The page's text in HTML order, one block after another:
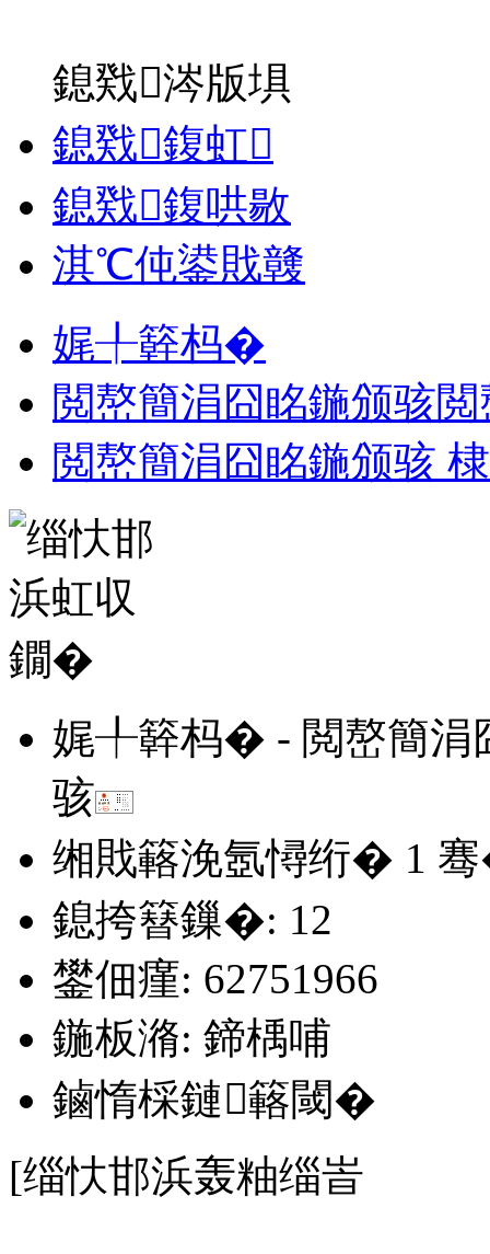
鎴戣涔版埧
鎴戣鍑虹
鎴戣鍑哄敭
淇℃伅鍙戝竷
娓╀簳杩�
閲嶅簡涓囧眳鍦颁骇
閲嶅簡涓囧眳鍦颁骇
娓╀簳杩� - 閲嶅簡涓
骇
缃戝簵浼氬憳绗� 1
鎴挎簮鏁�: 12
鐢佃瘽: 62751966
鍦板潃: 鍗楀哺
鏀惰棌鏈簵閾�
[缁忕邯浜轰粙缁峕